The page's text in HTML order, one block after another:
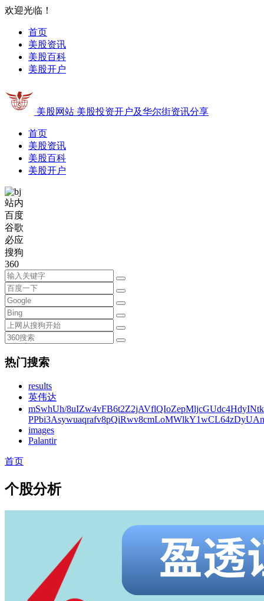
欢迎光临！
首页
美股资讯
美股百科
美股开户
美股网站 美股投资开户及华尔街资讯分享
首页
美股资讯
美股百科
美股开户
站内
百度
谷歌
必应
搜狗
360
热门搜索
results
英伟达
mSwhUh/
images
Palantir
首页
个股分析